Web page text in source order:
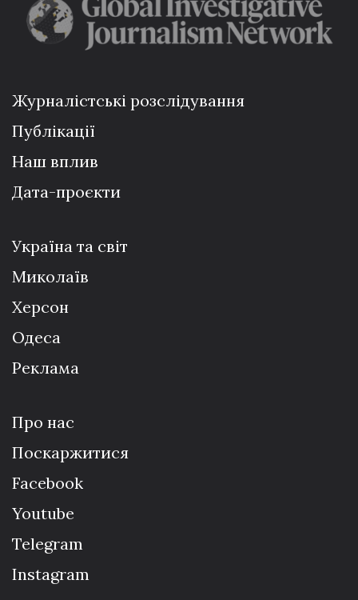
Журналістські розслідування
Публікації
Наш вплив
Дата-проєкти
Україна та світ
Миколаїв
Херсон
Одеса
Реклама
Про нас
Поскаржитися
Facebook
Youtube
Telegram
Instagram